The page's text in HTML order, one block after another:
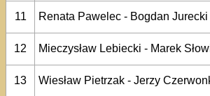
11
Renata Pawelec - Bogdan Jurecki
12
Mieczysław Lebiecki - Marek
13
Wiesław Pietrzak - Jerzy